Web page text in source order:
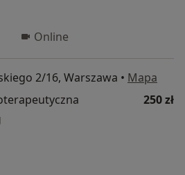
Online
2/16, Warszawa • Mapa
250 zł